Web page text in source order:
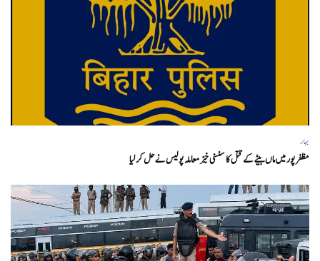
بہار
مظفر پور میں ماں بیٹے کے قتل کا سنسنی خیز معاملہ پولیس نے حل کر لیا